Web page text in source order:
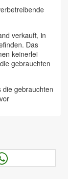
verkauft, in
Das
keinerlei
gebrauchten
die gebrauchten
sind.
Maschinen
nicht